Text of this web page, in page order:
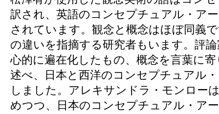
訳され、英語のコンセプチュアル・ア
されています。観念と概念はほぼ同義
の違いを指摘する研究者もいます。評
心的に遍在化したもの、概念を言葉に
述べ、日本と西洋のコンセプチュアル
しました。アレキサンドラ・モンロー
めつつ、日本のコンセプチュアル・ア